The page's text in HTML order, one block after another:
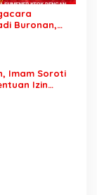
Buronan,
Imam Soroti
Izin